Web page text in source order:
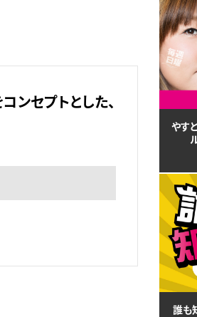
ンセプトとした、
やす
誰も